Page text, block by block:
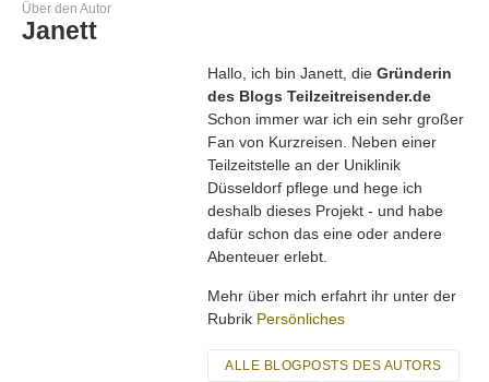
Über den Autor
Janett
Hallo, ich bin Janett, die Gründerin
des Blogs Teilzeitreisender.de
Schon immer war ich ein sehr großer
Fan von Kurzreisen. Neben einer
Teilzeitstelle an der Uniklinik
Düsseldorf pflege und hege ich
deshalb dieses Projekt - und habe
dafür schon das eine oder andere
Abenteuer erlebt.
Mehr über mich erfahrt ihr unter der
Rubrik Persönliches
ALLE BLOGPOSTS DES AUTORS